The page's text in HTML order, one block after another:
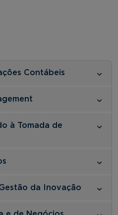
Contábeis
à Tomada de
da Inovação